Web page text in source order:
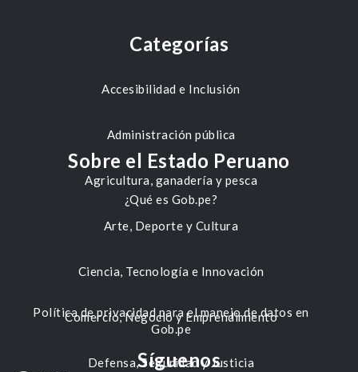
Categorías
Accesibilidad e Inclusión
Administración pública
Agricultura, ganadería y pesca
Arte, Deporte y Cultura
Ciencia, Tecnología e Innovación
Comercio, Negocio y Emprendimiento
Defensa, Seguridad y Justicia
Sobre el Estado Peruano
¿Qué es Gob.pe?
Política de privacidad para el manejo de datos en
Gob.pe
Síguenos